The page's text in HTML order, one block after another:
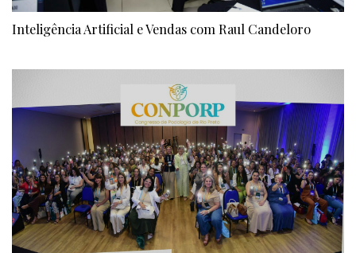
Inteligência Artificial e Vendas com Raul Candeloro